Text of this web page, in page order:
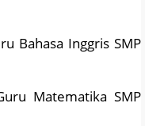
Bahasa Inggris SMP
Matematika SMP